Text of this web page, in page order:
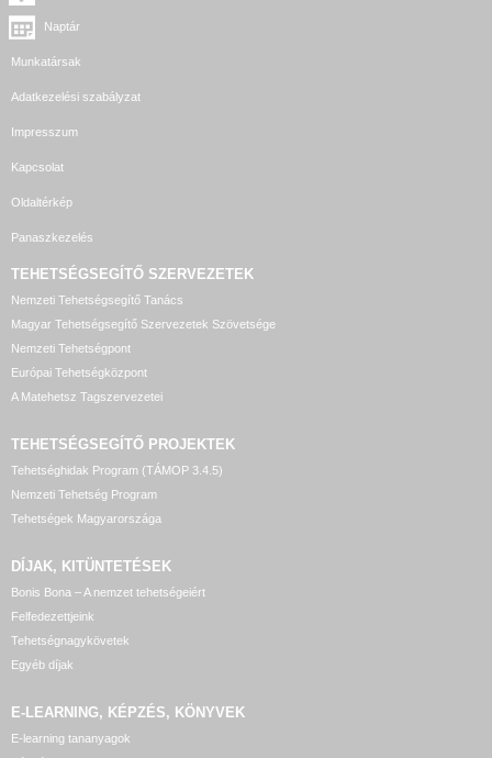
Naptár
Munkatársak
Adatkezelési szabályzat
Impresszum
Kapcsolat
Oldaltérkép
Panaszkezelés
TEHETSÉGSEGÍTŐ SZERVEZETEK
Nemzeti Tehetségsegítő Tanács
Magyar Tehetségsegítő Szervezetek Szövetsége
Nemzeti Tehetségpont
Európai Tehetségközpont
A Matehetsz Tagszervezetei
TEHETSÉGSEGÍTŐ PROJEKTEK
Tehetséghidak Program (TÁMOP 3.4.5)
Nemzeti Tehetség Program
Tehetségek Magyarországa
DÍJAK, KITÜNTETÉSEK
Bonis Bona – A nemzet tehetségeiért
Felfedezettjeink
Tehetségnagykövetek
Egyéb díjak
E-LEARNING, KÉPZÉS, KÖNYVEK
E-learning tananyagok